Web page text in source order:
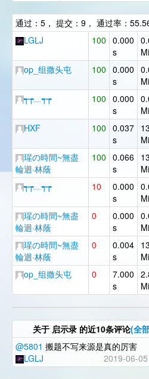
通过：5， 提交：9， 通过率：
LGLJ
100 0.000
s
op_组撒头屯 100 0.000
s
┭┮﹏┭┮ 100 0.000
s
HXF 100 0.037
s
瑆の時間~無盡
輪迴·林蔭
100 0.066
s
┭┮﹏┭┮ 10
0.000
s
瑆の時間~無盡
輪迴·林蔭
0
0.000
s
瑆の時間~無盡
輪迴·林蔭
0
0.004
s
op_组撒头屯 0
7.000
s
关于 启示录 的近10条评论(全
@5801 搬题不写来源是真的厉害
LGLJ
2019-06-